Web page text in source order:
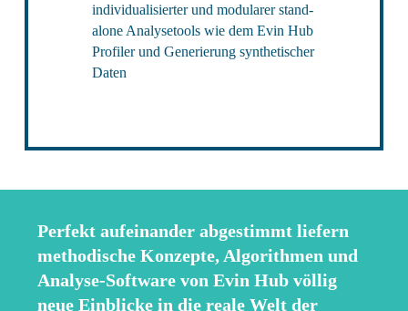
individualisierter und modularer stand-
alone Analysetools wie dem Evin Hub
Profiler und Generierung synthetischer
Daten
Perfekt aufeinander abgestimmt liefern
methodische Konzepte, Algorithmen und
Analyse-Software von Evin Hub völlig
neue Einblicke in die reale Welt der